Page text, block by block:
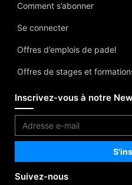
Comment s’abonner
Se connecter
Offres d’emplois de padel
Offres de stages et
Inscrivez-vous à notre
Suivez-nous